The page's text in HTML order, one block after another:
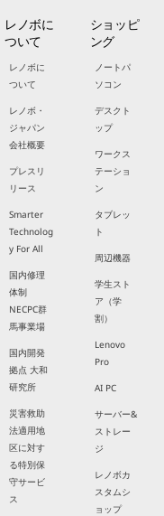
レノボに
ついて
レノボに
ついて
レノボ・
ジャパン
会社概要
プレスリ
リース
Smarter
Technolog
y For All
国内修理
体制
NECPC群
馬事業場
国内開発
拠点 大和
研究所
災害救助
法適用地
区に対す
る特別保
守サービ
ス
ショッピ
ング
ノートパ
ソコン
デスクト
ップ
ワークス
テーショ
ン
タブレッ
ト
周辺機器
学生スト
ア（学
割）
Lenovo
Pro
AI PC
サーバー&
ストレー
ジ
レノボカ
スタムシ
ョップ